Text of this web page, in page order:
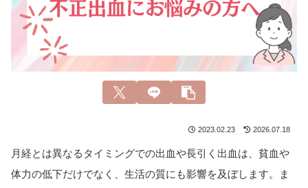
2023.02.23 2026.07.18
月経とは異なるタイミングでの出血や長引く出血は、貧血や
体力の低下だけでなく、生活の質にも影響を及ぼします。ま